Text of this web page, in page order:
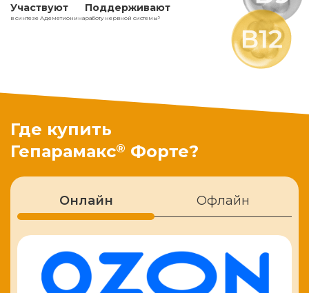
Участвуют
в синтезе Адеметионина
Поддерживают
работу нервной системы5
Где купить
Гепарамакс® Форте?
Онлайн Офлайн